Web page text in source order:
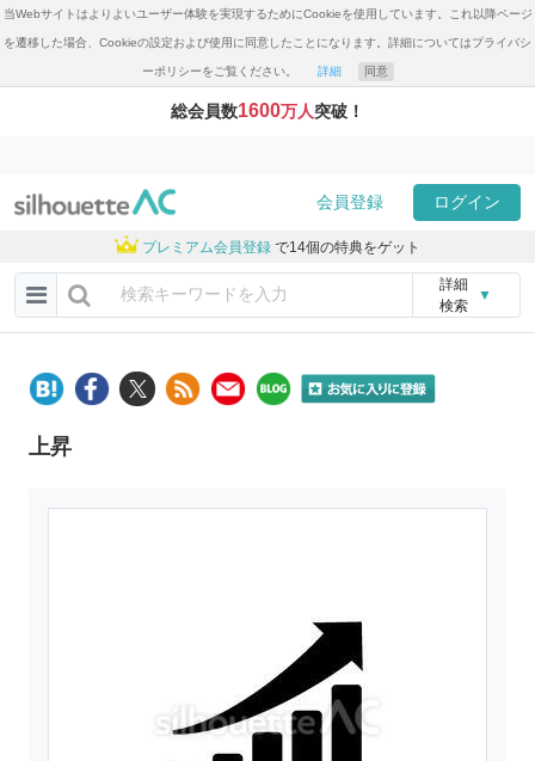
当Webサイトはよりよいユーザー体験を実現するためにCookieを使用しています。これ以降ページ
を遷移した場合、Cookieの設定および使用に同意したことになります。詳細についてはプライバシ
ーポリシーをご覧ください。 詳細 同意
総会員数1600万人突破！
会員登録 ログイン
プレミアム会員登録 で14個の特典をゲット
詳細
検索
▼
上昇